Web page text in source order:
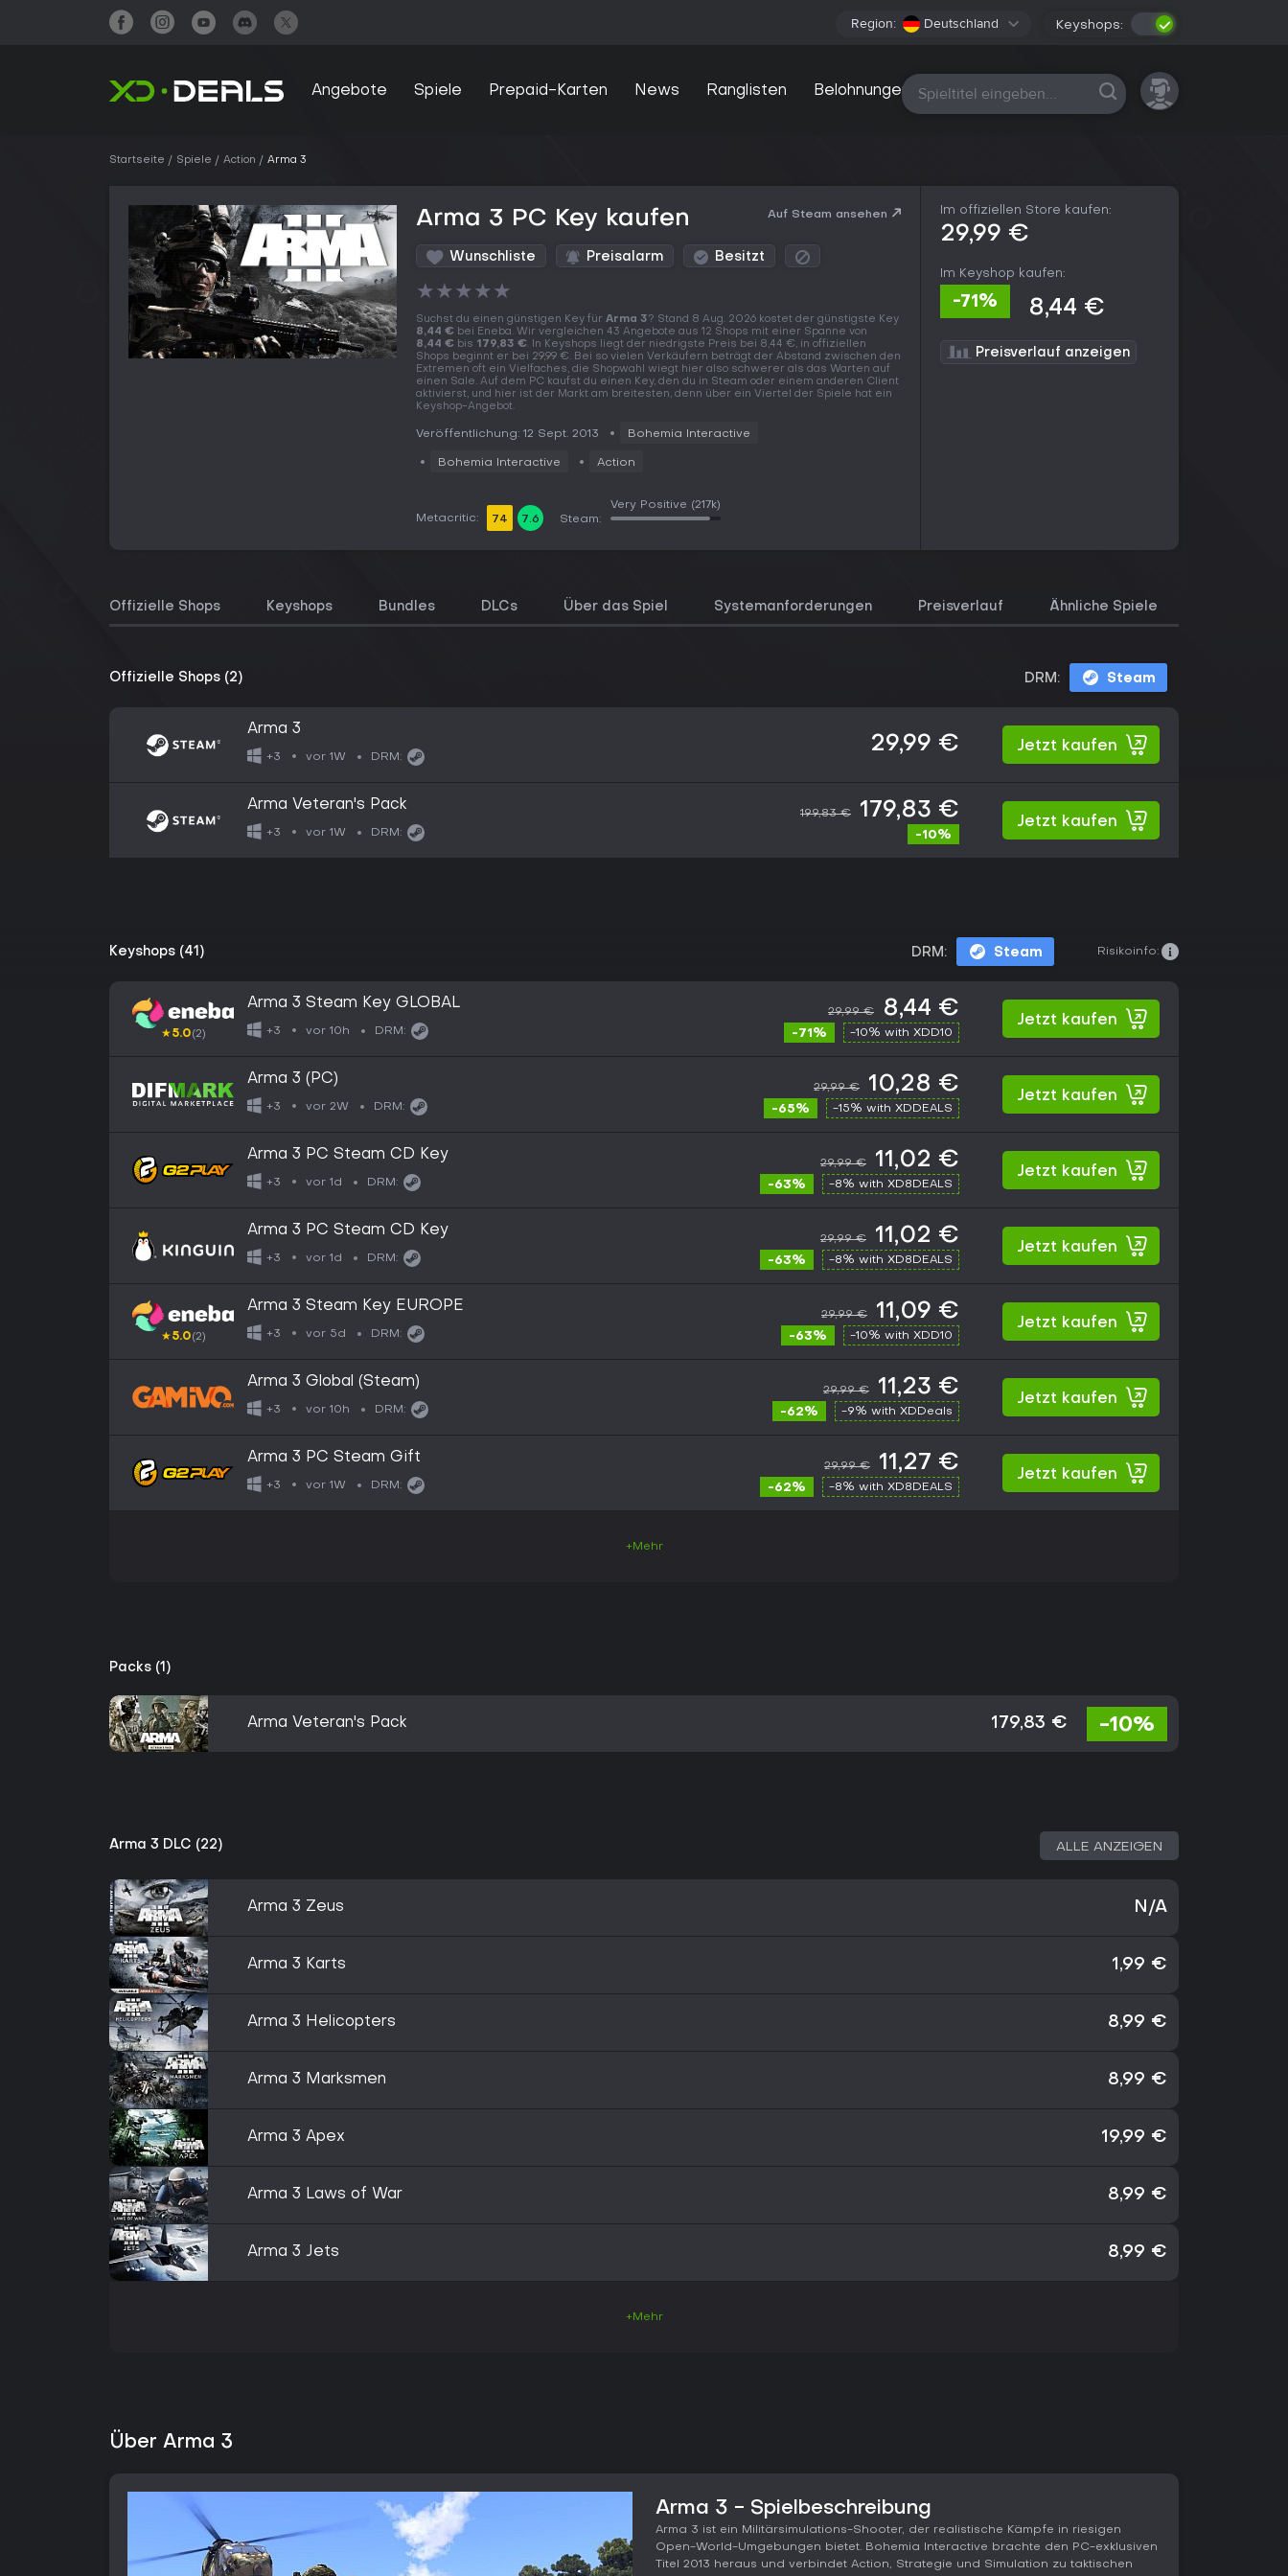
Region: Deutschland Keyshops:
Angebote Spiele Prepaid-Karten News Ranglisten Belohnungen Alle Plattformen
Startseite Spiele Action Arma 3
Arma 3 PC Key kaufen Auf Steam ansehen
Wunschliste Preisalarm Besitzt
★★★★★
Suchst du einen günstigen Key für Arma 3? Stand 8 Aug. 2026 kostet der günstigste Key
8,44 € bei Eneba. Wir vergleichen 43 Angebote aus 12 Shops mit einer Spanne von
8,44 € bis 179,83 €. In Keyshops liegt der niedrigste Preis bei 8,44 €, in offiziellen
Shops beginnt er bei 29,99 €. Bei so vielen Verkäufern beträgt der Abstand zwischen den
Extremen oft ein Vielfaches, die Shopwahl wiegt hier also schwerer als das Warten auf
einen Sale. Auf dem PC kaufst du einen Key, den du in Steam oder einem anderen Client
aktivierst, und hier ist der Markt am breitesten, denn über ein Viertel der Spiele hat ein
Keyshop-Angebot.
Veröffentlichung: 12 Sept. 2013 Bohemia Interactive
Bohemia Interactive Action
Metacritic: 74 7.6 Steam:
Very Positive (217k)
Im offiziellen Store kaufen:
29,99 €
Im Keyshop kaufen:
-71% 8,44 €
Preisverlauf anzeigen
Offizielle Shops Keyshops Bundles DLCs Über das Spiel Systemanforderungen Preisverlauf Ähnliche Spiele
Offizielle Shops (2) DRM: Steam
Arma 3
+3 vor 1W DRM:
29,99 € Jetzt kaufen
Arma Veteran's Pack
+3 vor 1W DRM:
199,83 € 179,83 €
-10%
Jetzt kaufen
Keyshops (41) DRM: Steam Risikoinfo:
★5.0(2)
Arma 3 Steam Key GLOBAL
+3 vor 10h DRM:
29,99 € 8,44 €
-71% -10% with XDD10
Jetzt kaufen
Arma 3 (PC)
+3 vor 2W DRM:
29,99 € 10,28 €
-65% -15% with XDDEALS
Jetzt kaufen
Arma 3 PC Steam CD Key
+3 vor 1d DRM:
29,99 € 11,02 €
-63% -8% with XD8DEALS
Jetzt kaufen
Arma 3 PC Steam CD Key
+3 vor 1d DRM:
29,99 € 11,02 €
-63% -8% with XD8DEALS
Jetzt kaufen
★5.0(2)
Arma 3 Steam Key EUROPE
+3 vor 5d DRM:
29,99 € 11,09 €
-63% -10% with XDD10
Jetzt kaufen
Arma 3 Global (Steam)
+3 vor 10h DRM:
29,99 € 11,23 €
-62% -9% with XDDeals
Jetzt kaufen
Arma 3 PC Steam Gift
+3 vor 1W DRM:
29,99 € 11,27 €
-62% -8% with XD8DEALS
Jetzt kaufen
+Mehr
Packs (1)
Arma Veteran's Pack 179,83 € -10%
Arma 3 DLC (22) ALLE ANZEIGEN
Arma 3 Zeus N/A
Arma 3 Karts 1,99 €
Arma 3 Helicopters 8,99 €
Arma 3 Marksmen 8,99 €
Arma 3 Apex 19,99 €
Arma 3 Laws of War 8,99 €
Arma 3 Jets 8,99 €
+Mehr
Über Arma 3
Arma 3 - Spielbeschreibung
Arma 3 ist ein Militärsimulations-Shooter, der realistische Kämpfe in riesigen
Open-World-Umgebungen bietet. Bohemia Interactive brachte den PC-exklusiven
Titel 2013 heraus und verbindet Action, Strategie und Simulation zu taktischen